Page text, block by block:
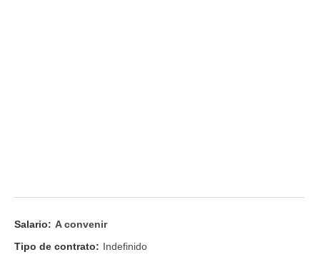
Salario: A convenir
Tipo de contrato: Indefinido